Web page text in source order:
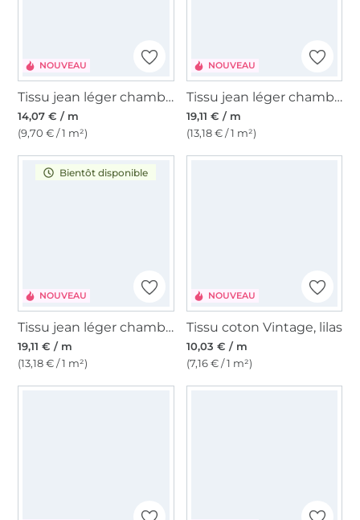
NOUVEAU
Tissu jean léger chambray Denim Flowers
14,07 € / m
(9,70 € / 1 m²)
NOUVEAU
Tissu jean léger chambray Embroidery, chamois
19,11 € / m
(13,18 € / 1 m²)
NOUVEAU
Bientôt disponible
Tissu jean léger chambray Embroidery, rouge foncé
19,11 € / m
(13,18 € / 1 m²)
NOUVEAU
Tissu coton Vintage, lilas
10,03 € / m
(7,16 € / 1 m²)